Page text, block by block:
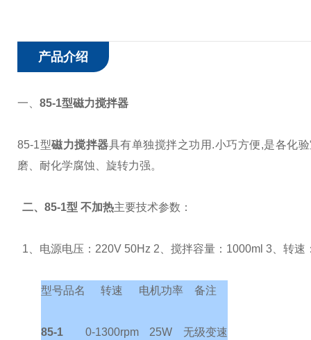
产品介绍
一、 85-1型磁力搅拌器
85-1型磁力搅拌器具有单独搅拌之功用.小巧方便,是各化
磨、耐化学腐蚀、旋转力强。
二、85-1型不加热主要技术参数：
1、电源电压：220V 50Hz 2、搅拌容量：1000ml 3、转速
型号品名 转速 电机功率 备注
85-1 0-1300rpm 25W 无级变速